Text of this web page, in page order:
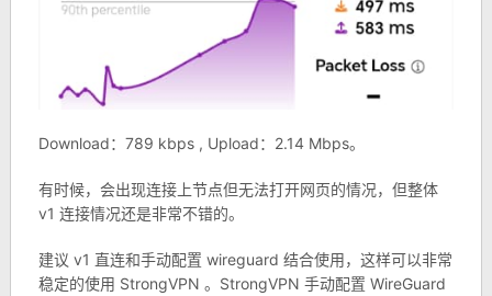
Download：789 kbps , Upload：2.14 Mbps。
有时候，会出现连接上节点但无法打开网页的情况，但整体
v1 连接情况还是非常不错的。
建议 v1 直连和手动配置 wireguard 结合使用，这样可以非常
稳定的使用 StrongVPN 。StrongVPN 手动配置 WireGuard